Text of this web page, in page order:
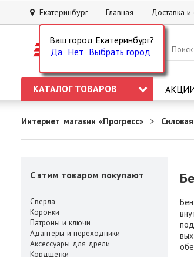
Екатеринбург Главная Доставка и
Ваш город Екатеринбург?
Да Нет Выбрать город
КАТАЛОГ ТОВАРОВ
Интернет магазин «Прогресс»
C этим товаром покупают
Сверла
Коронки
Патроны и ключи
Адаптеры и переходники
Аксессуары для дрели
Кордщетки